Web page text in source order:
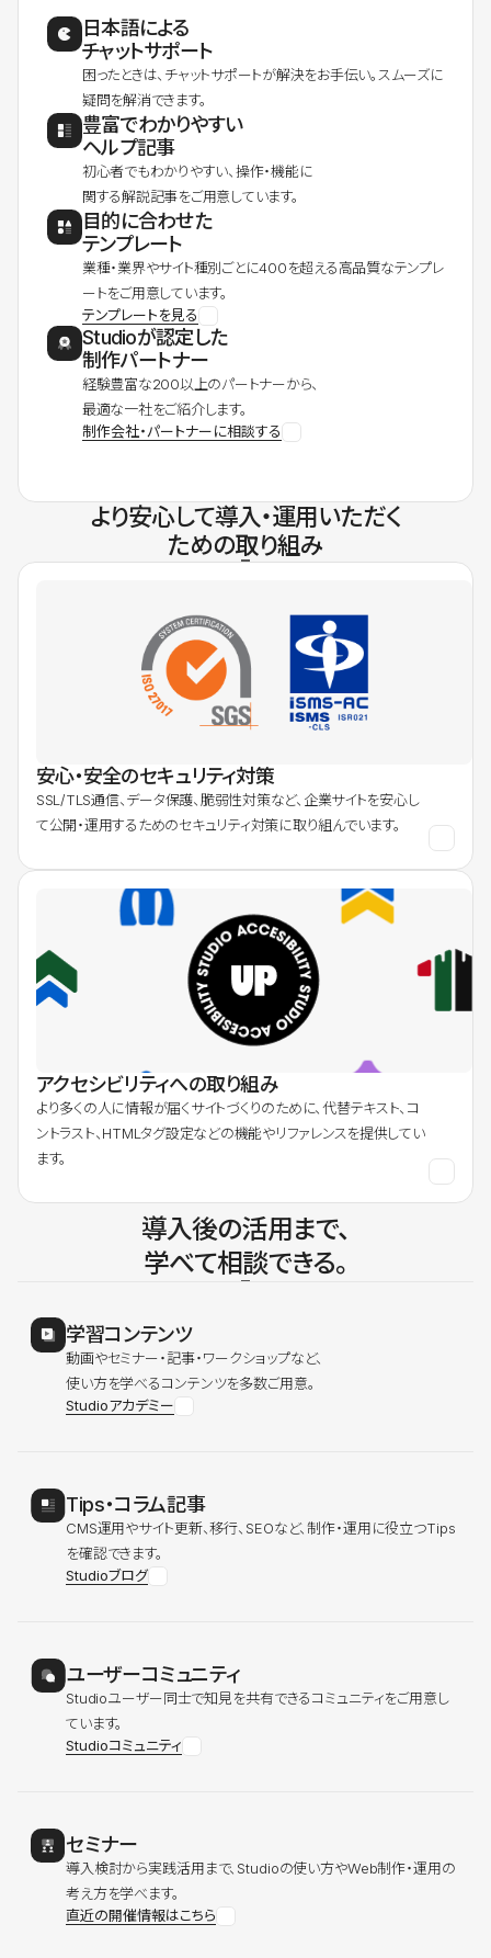
日本語による
チャットサポート
困ったときは、チャットサポートが解決をお手伝い。スムーズに
疑問を解消できます。
豊富でわかりやすい
ヘルプ記事
初心者でもわかりやすい、操作・機能に
関する解説記事をご用意しています。
目的に合わせた
テンプレート
業種・業界やサイト種別ごとに400を超える高品質なテンプレ
ートをご用意しています。
テンプレートを見る
Studioが認定した
制作パートナー
経験豊富な200以上のパートナーから、
最適な一社をご紹介します。
制作会社・パートナーに相談する
より安心して導入・運用いただく
ための取り組み
安心・安全のセキュリティ対策
SSL/TLS通信、データ保護、脆弱性対策など、企業サイトを安心し
て公開・運用するためのセキュリティ対策に取り組んでいます。
アクセシビリティへの取り組み
より多くの人に情報が届くサイトづくりのために、代替テキスト、コ
ントラスト、HTMLタグ設定などの機能やリファレンスを提供してい
ます。
導入後の活用まで、
学べて相談できる。
学習コンテンツ
動画やセミナー・記事・ワークショップなど、
使い方を学べるコンテンツを多数ご用意。
Studioアカデミー
Tips・コラム記事
CMS運用やサイト更新、移行、SEOなど、制作・運用に役立つTips
を確認できます。
Studioブログ
ユーザーコミュニティ
Studioユーザー同士で知見を共有できるコミュニティをご用意し
ています。
Studioコミュニティ
セミナー
導入検討から実践活用まで、Studioの使い方やWeb制作・運用の
考え方を学べます。
直近の開催情報はこちら